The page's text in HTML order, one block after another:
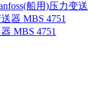
船用)压力变
MBS 4751